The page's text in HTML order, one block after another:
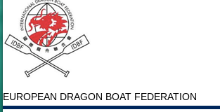
EUROPEAN DRAGON BOAT FEDERATION